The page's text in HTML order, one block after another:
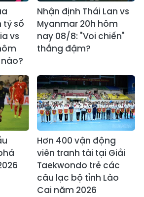
tỷ số
vs
Nhận định Thái Lan vs
Myanmar 20h hôm
nay 08/8: "Voi chiến"
thắng đậm?
Hơn 400 vận động
viên tranh tài tại Giải
Taekwondo trẻ các
câu lạc bộ tỉnh Lào
Cai năm 2026